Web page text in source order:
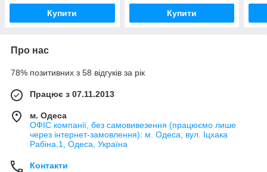
Купити Купити
Про нас
78% позитивних з 58 відгуків за рік
Працює з 07.11.2013
м. Одеса
ОФІС компанії, без самовивезення (працюємо лише
через інтернет-замовлення): м. Одеса, вул. Іцхака
Рабіна,1, Одеса, Україна
Контакти